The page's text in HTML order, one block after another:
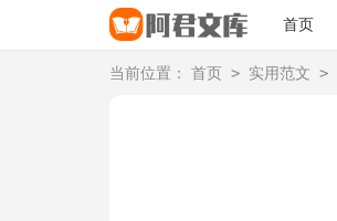
首页
当前位置： 首页 > 实用范文 >